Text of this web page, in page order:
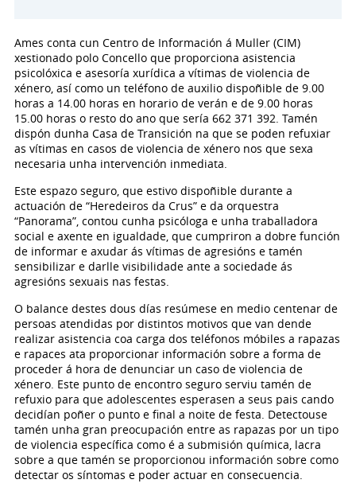
Ames conta cun Centro de Información á Muller (CIM)
xestionado polo Concello que proporciona asistencia
psicolóxica e asesoría xurídica a vítimas de violencia de
xénero, así como un teléfono de auxilio dispoñible de 9.00
horas a 14.00 horas en horario de verán e de 9.00 horas
15.00 horas o resto do ano que sería 662 371 392. Tamén
dispón dunha Casa de Transición na que se poden refuxiar
as vítimas en casos de violencia de xénero nos que sexa
necesaria unha intervención inmediata.
Este espazo seguro, que estivo dispoñible durante a
actuación de “Heredeiros da Crus” e da orquestra
“Panorama”, contou cunha psicóloga e unha traballadora
social e axente en igualdade, que cumpriron a dobre función
de informar e axudar ás vítimas de agresións e tamén
sensibilizar e darlle visibilidade ante a sociedade ás
agresións sexuais nas festas.
O balance destes dous días resúmese en medio centenar de
persoas atendidas por distintos motivos que van dende
realizar asistencia coa carga dos teléfonos móbiles a rapazas
e rapaces ata proporcionar información sobre a forma de
proceder á hora de denunciar un caso de violencia de
xénero. Este punto de encontro seguro serviu tamén de
refuxio para que adolescentes esperasen a seus pais cando
decidían poñer o punto e final a noite de festa. Detectouse
tamén unha gran preocupación entre as rapazas por un tipo
de violencia específica como é a submisión química, lacra
sobre a que tamén se proporcionou información sobre como
detectar os síntomas e poder actuar en consecuencia.